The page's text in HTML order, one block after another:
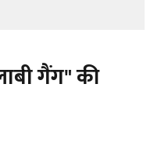
गैंग" की